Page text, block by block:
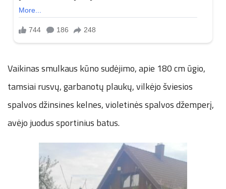
Vaikinas smulkaus kūno sudėjimo, apie 180 cm ūgio,
tamsiai rusvų, garbanotų plaukų, vilkėjo šviesios
spalvos džinsines kelnes, violetinės spalvos džemperį,
avėjo juodus sportinius batus.